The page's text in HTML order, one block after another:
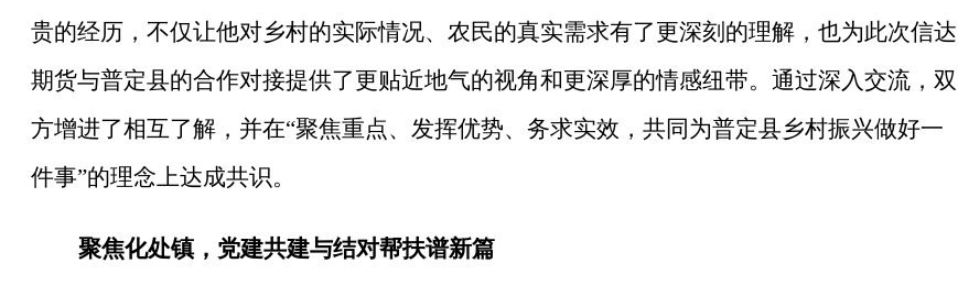
贵的经历，不仅让他对乡村的实际情况、农民的真实需求有了更深刻的理解，也为此次信达
期货与普定县的合作对接提供了更贴近地气的视角和更深厚的情感纽带。通过深入交流，双
方增进了相互了解，并在“聚焦重点、发挥优势、务求实效，共同为普定县乡村振兴做好一
件事”的理念上达成共识。
聚焦化处镇，党建共建与结对帮扶谱新篇